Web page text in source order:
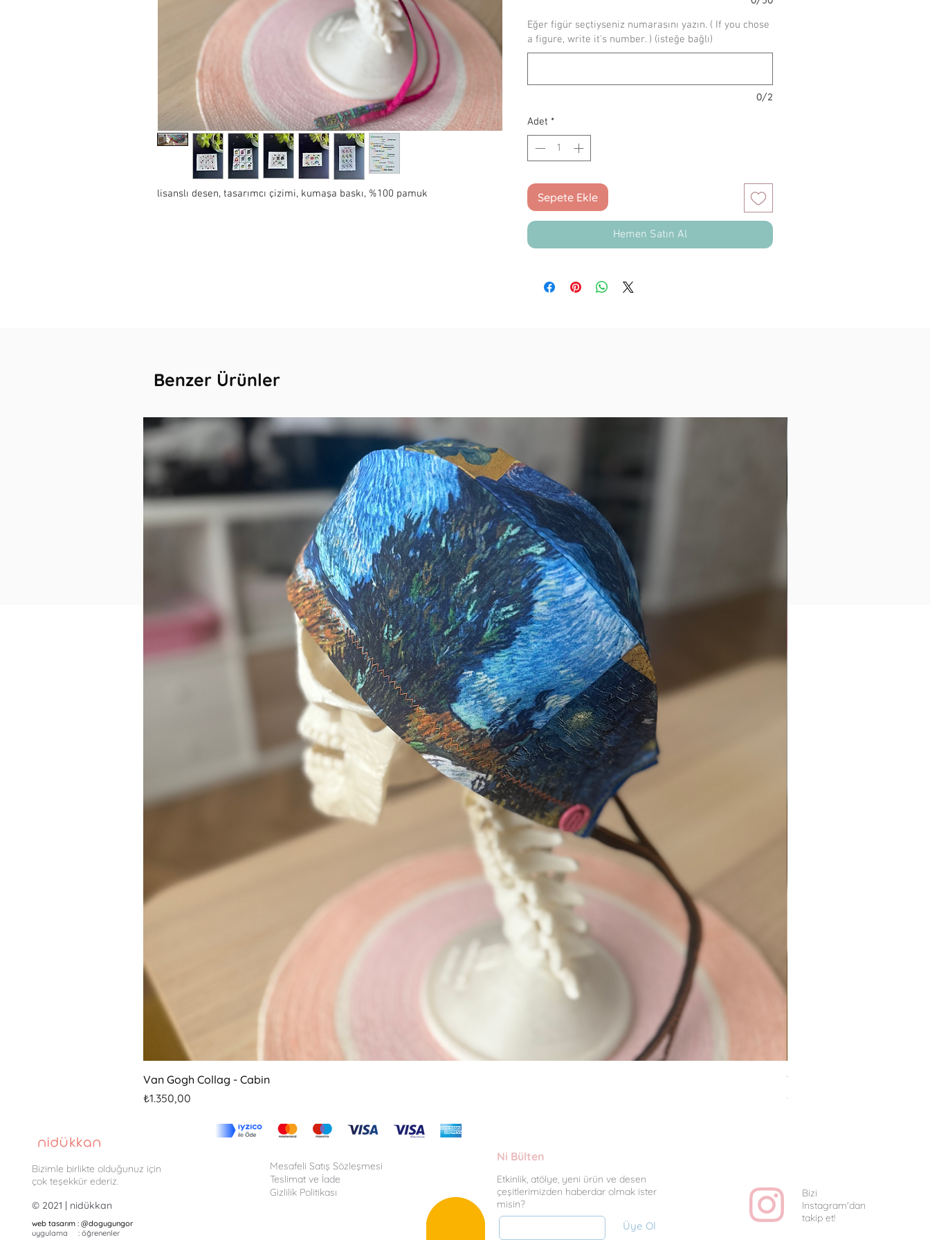
lisanslı desen, tasarımcı çizimi, kumaşa baskı, %100 pamuk
Eğer figür seçtiyseniz numarasını yazın. ( If you chose
a figure, write it's number. ) (isteğe bağlı)
0/2
Adet *
Sepete Ekle
Hemen Satın Al
Benzer Ürünler
Van Gogh Collag - Cabin
Fiyat
₺1.350,00
Van Gogh Collag - Uniq
Fiyat
₺1.350,00
Bizimle birlikte olduğunuz için
çok teşekkür ederiz.
© 2021 | nidükkan
web tasarım : @dogugungor
uygulama : öğrenenler
Mesafeli Satış Sözleşmesi
Teslimat ve İade
Gizlilik Politikası
Ni Bülten
Etkinlik, atölye, yeni ürün ve desen
çeşitlerimizden haberdar olmak ister
misin?
Üye Ol
Bizi
Instagram'dan
takip et!